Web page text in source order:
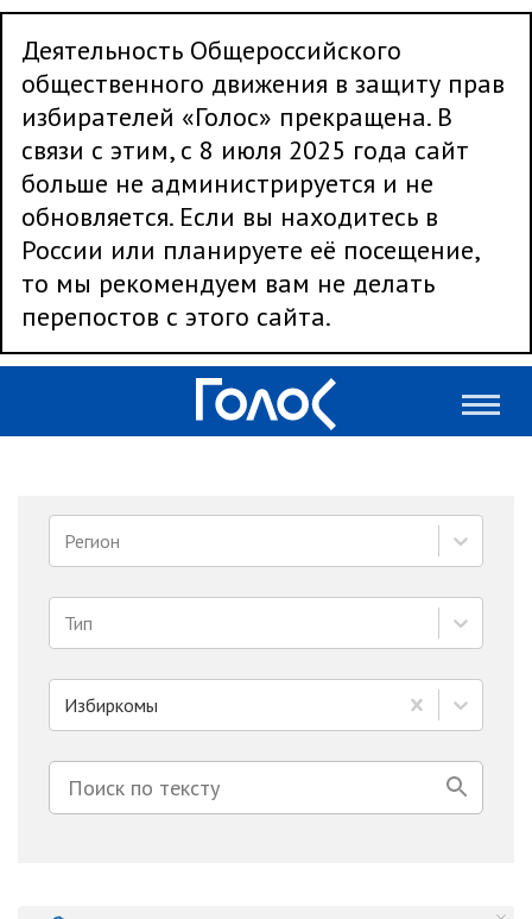
Деятельность Общероссийского
общественного движения в защиту прав
избирателей «Голос» прекращена. В
связи с этим, с 8 июля 2025 года сайт
больше не администрируется и не
обновляется. Если вы находитесь в
России или планируете её посещение,
то мы рекомендуем вам не делать
перепостов с этого сайта.
Регион
Тип
Избиркомы